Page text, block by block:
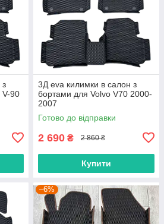
V-90
3Д eva килимки в салон з
бортами для Volvo V70 2000-
2007
Готово до відправки
2 690 ₴ 2 860 ₴
Купити
–6%